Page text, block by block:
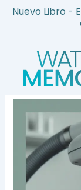
Nuevo Libro -
Capilar
Regenerativa
Sesiones)
cantidad